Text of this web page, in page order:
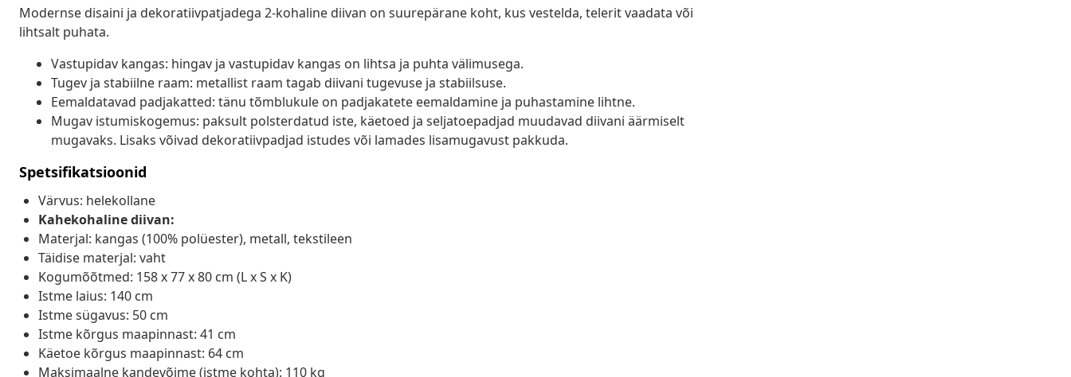
Modernse disaini ja dekoratiivpatjadega 2-kohaline diivan on suurepärane koht, kus vestelda, telerit vaadata või
lihtsalt puhata.
Vastupidav kangas: hingav ja vastupidav kangas on lihtsa ja puhta välimusega.
Tugev ja stabiilne raam: metallist raam tagab diivani tugevuse ja stabiilsuse.
Eemaldatavad padjakatted: tänu tõmblukule on padjakatete eemaldamine ja puhastamine lihtne.
Mugav istumiskogemus: paksult polsterdatud iste, käetoed ja seljatoepadjad muudavad diivani äärmiselt
mugavaks. Lisaks võivad dekoratiivpadjad istudes või lamades lisamugavust pakkuda.
Spetsifikatsioonid
Värvus: helekollane
Kahekohaline diivan:
Materjal: kangas (100% polüester), metall, tekstileen
Täidise materjal: vaht
Kogumõõtmed: 158 x 77 x 80 cm (L x S x K)
Istme laius: 140 cm
Istme sügavus: 50 cm
Istme kõrgus maapinnast: 41 cm
Käetoe kõrgus maapinnast: 64 cm
Maksimaalne kandevõime (istme kohta): 110 kg